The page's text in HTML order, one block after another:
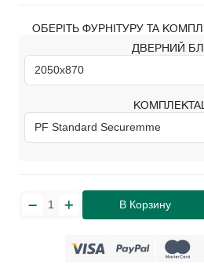
ОБЕРІТЬ ФУРНІТУРУ ТА
ДВЕРНИЙ
В Корзину